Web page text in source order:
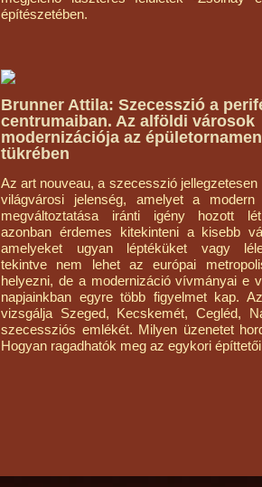
építészetében.
Brunner Attila: Szecesszió a
centrumaiban. Az alföldi városok
modernizációja az
tükrében
Az art nouveau, a szecesszió jellegzetesen
világvárosi jelenség, amelyet a modern
megváltoztatása iránti igény hozott
azonban érdemes kitekinteni a kisebb
amelyeket ugyan léptéküket vagy
tekintve nem lehet az európai
helyezni, de a modernizáció vívmányai e
napjainkban egyre több figyelmet kap.
vizsgálja Szeged, Kecskemét, Cegléd,
szecessziós emlékét. Milyen üzenetet
Hogyan ragadhatók meg az egykori